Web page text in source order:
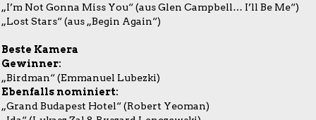
„I’m Not Gonna Miss You“ (aus Glen Campbell… I’ll Be Me“)
„Lost Stars“ (aus „Begin Again“)
Beste Kamera
Gewinner:
„Birdman“ (Emmanuel Lubezki)
Ebenfalls nominiert:
„Grand Budapest Hotel“ (Robert Yeoman)